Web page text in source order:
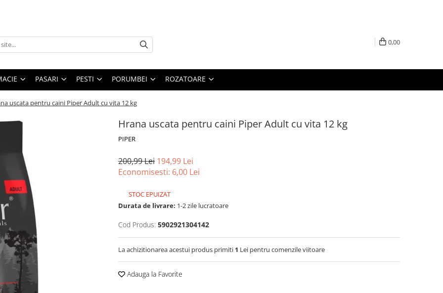
0,00
PASARI PESTI PORUMBEI ROZATOARE
uscata pentru caini Piper Adult cu vita 12 kg
Hrana uscata pentru caini Piper Adult cu vita 12 kg
PIPER
200,99 Lei 194,99 Lei
Economisesti: 6,00 Lei
STOC EPUIZAT
Durata de livrare: 1-2 zile lucratoare
Cod Produs: 5902921304142
La achizitionarea acestui produs primiti 1 Lei pentru comenzile viitoare
Adauga la Favorite